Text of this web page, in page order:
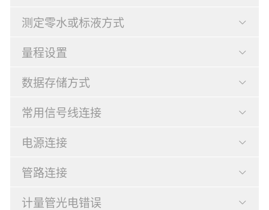
测定零水或标液方式
量程设置
数据存储方式
常用信号线连接
电源连接
管路连接
计量管光电错误